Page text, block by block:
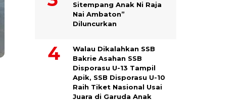
Sitempang Anak Ni Raja
Nai Ambaton”
Diluncurkan
Walau Dikalahkan SSB
Bakrie Asahan SSB
Disporasu U-13 Tampil
Apik, SSB Disporasu U-10
Raih Tiket Nasional Usai
Juara di Garuda Anak